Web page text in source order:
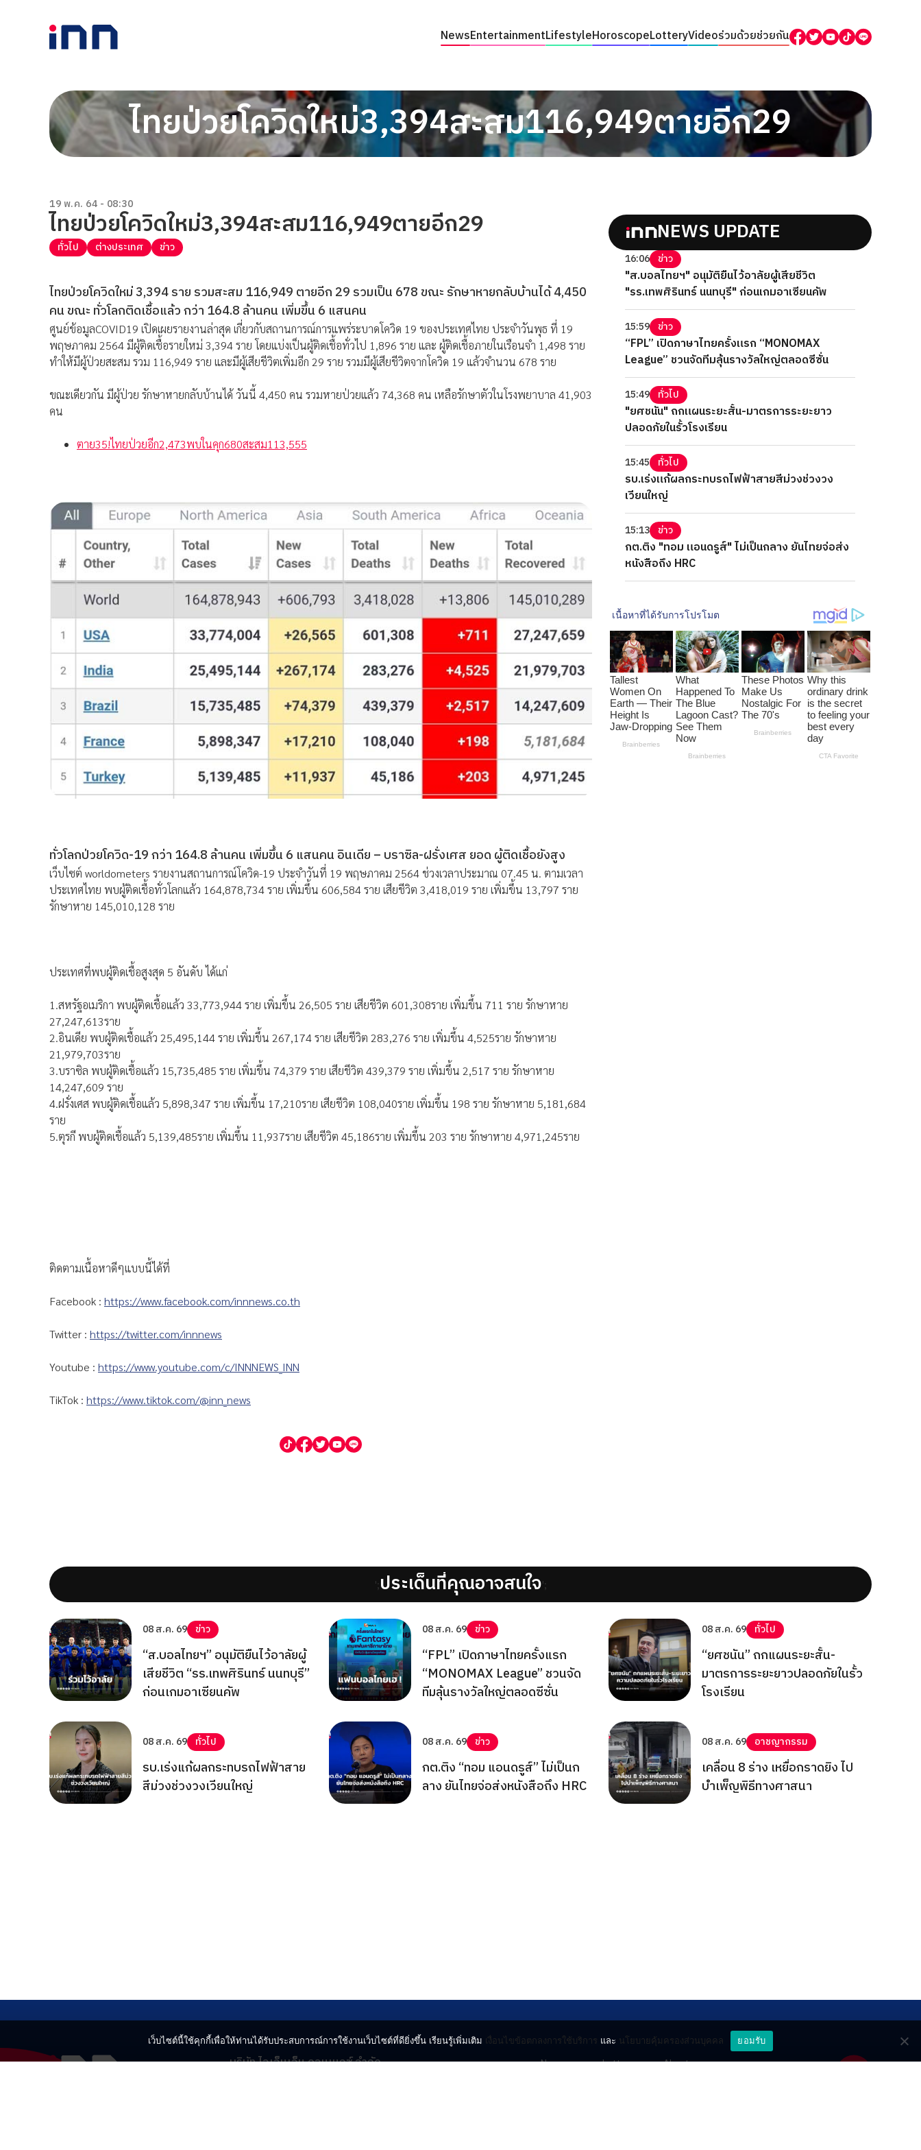
NewsEntertainmentLifestyleHoroscopeLotteryVideoร่วมด้วยช่วยกัน
ไทยป่วยโควิดใหม่3,394สะสม116,949ตายอีก29
19 พ.ค. 64 - 08:30
ไทยป่วยโควิดใหม่3,394สะสม116,949ตายอีก29
ทั่วไป ต่างประเทศ ข่าว
ไทยป่วยโควิดใหม่ 3,394 ราย รวมสะสม 116,949 ตายอีก 29 รวมเป็น 678 ขณะ รักษาหายกลับบ้านได้ 4,450
คน ขณะ ทั่วโลกติดเชื้อแล้ว กว่า 164.8 ล้านคน เพิ่มขึ้น 6 แสนคน
ศูนย์ข้อมูลCOVID19 เปิดเผยรายงานล่าสุด เกี่ยวกับสถานการณ์การแพร่ระบาดโควิด 19 ของประเทศไทย ประจำวันพุธ ที่ 19
พฤษภาคม 2564 มีผู้ติดเชื้อรายใหม่ 3,394 ราย โดยแบ่งเป็นผู้ติดเชื้อทั่วไป 1,896 ราย และ ผู้ติดเชื้อภายในเรือนจำ 1,498 ราย
ทำให้มีผู้ป่วยสะสม รวม 116,949 ราย และมีผู้เสียชีวิตเพิ่มอีก 29 ราย รวมมีผู้เสียชีวิตจากโควิด 19 แล้วจำนวน 678 ราย
ขณะเดียวกัน มีผู้ป่วย รักษาหายกลับบ้านได้ วันนี้ 4,450 คน รวมหายป่วยแล้ว 74,368 คน เหลือรักษาตัวในโรงพยาบาล 41,903
คน
ตาย35!ไทยป่วยอีก2,473พบในคุก680สะสม113,555
ทั่วโลกป่วยโควิด-19 กว่า 164.8 ล้านคน เพิ่มขึ้น 6 แสนคน อินเดีย – บราซิล-ฝรั่งเศส ยอด ผู้ติดเชื้อยังสูง
เว็บไซต์ worldometers รายงานสถานการณ์โควิด-19 ประจำวันที่ 19 พฤษภาคม 2564 ช่วงเวลาประมาณ 07.45 น. ตามเวลา
ประเทศไทย พบผู้ติดเชื้อทั่วโลกแล้ว 164,878,734 ราย เพิ่มขึ้น 606,584 ราย เสียชีวิต 3,418,019 ราย เพิ่มขึ้น 13,797 ราย
รักษาหาย 145,010,128 ราย
ประเทศที่พบผู้ติดเชื้อสูงสุด 5 อันดับ ได้แก่
1.สหรัฐอเมริกา พบผู้ติดเชื้อแล้ว 33,773,944 ราย เพิ่มขึ้น 26,505 ราย เสียชีวิต 601,308ราย เพิ่มขึ้น 711 ราย รักษาหาย
27,247,613ราย
2.อินเดีย พบผู้ติดเชื้อแล้ว 25,495,144 ราย เพิ่มขึ้น 267,174 ราย เสียชีวิต 283,276 ราย เพิ่มขึ้น 4,525ราย รักษาหาย
21,979,703ราย
3.บราซิล พบผู้ติดเชื้อแล้ว 15,735,485 ราย เพิ่มขึ้น 74,379 ราย เสียชีวิต 439,379 ราย เพิ่มขึ้น 2,517 ราย รักษาหาย
14,247,609 ราย
4.ฝรั่งเศส พบผู้ติดเชื้อแล้ว 5,898,347 ราย เพิ่มขึ้น 17,210ราย เสียชีวิต 108,040ราย เพิ่มขึ้น 198 ราย รักษาหาย 5,181,684
ราย
5.ตุรกี พบผู้ติดเชื้อแล้ว 5,139,485ราย เพิ่มขึ้น 11,937ราย เสียชีวิต 45,186ราย เพิ่มขึ้น 203 ราย รักษาหาย 4,971,245ราย
ติดตามเนื้อหาดีๆแบบนี้ได้ที่
Facebook : https://www.facebook.com/innnews.co.th
Twitter : https://twitter.com/innnews
Youtube : https://www.youtube.com/c/INNNEWS_INN
TikTok : https://www.tiktok.com/@inn_news
NEWS UPDATE
16:06 ข่าว
"ส.บอลไทยฯ" อนุมัติยืนไว้อาลัยผู้เสียชีวิต
"รร.เทพศิรินทร์ นนทบุรี" ก่อนเกมอาเซียนคัพ
15:59 ข่าว
“FPL” เปิดภาษาไทยครั้งแรก “MONOMAX
League” ชวนจัดทีมลุ้นรางวัลใหญ่ตลอดซีซั่น
15:49 ทั่วไป
"ยศชนัน" ถกแผนระยะสั้น-มาตรการระยะยาว
ปลอดภัยในรั้วโรงเรียน
15:45 ทั่วไป
รบ.เร่งแก้ผลกระทบรถไฟฟ้าสายสีม่วงช่วงวง
เวียนใหญ่
15:13 ข่าว
กต.ติง "ทอม แอนดรูส์" ไม่เป็นกลาง ยันไทยจ่อส่ง
หนังสือถึง HRC
';ประเด็นที่คุณอาจสนใจ';
08 ส.ค. 69 ข่าว
“ส.บอลไทยฯ” อนุมัติยืนไว้อาลัยผู้
เสียชีวิต “รร.เทพศิรินทร์ นนทบุรี”
ก่อนเกมอาเซียนคัพ
08 ส.ค. 69 ข่าว
“FPL” เปิดภาษาไทยครั้งแรก
“MONOMAX League” ชวนจัด
ทีมลุ้นรางวัลใหญ่ตลอดซีซั่น
08 ส.ค. 69 ทั่วไป
“ยศชนัน” ถกแผนระยะสั้น-
มาตรการระยะยาวปลอดภัยในรั้ว
โรงเรียน
08 ส.ค. 69 ทั่วไป
รบ.เร่งแก้ผลกระทบรถไฟฟ้าสาย
สีม่วงช่วงวงเวียนใหญ่
08 ส.ค. 69 ข่าว
กต.ติง “ทอม แอนดรูส์” ไม่เป็นก
ลาง ยันไทยจ่อส่งหนังสือถึง HRC
08 ส.ค. 69 อาชญากรรม
เคลื่อน 8 ร่าง เหยื่อกราดยิง ไป
บำเพ็ญพิธีทางศาสนา
บริษัท ไอเอ็นเอ็น คอนเนกซ์ จำกัด
News
Lottery
About
เว็บไซต์นี้ใช้คุกกี้เพื่อให้ท่านได้รับประสบการณ์การใช้งานเว็บไซต์ที่ดียิ่งขึ้น เรียนรู้เพิ่มเติม เงื่อนไขข้อตกลงการใช้บริการ และ นโยบายคุ้มครองส่วนบุคคล ยอมรับ